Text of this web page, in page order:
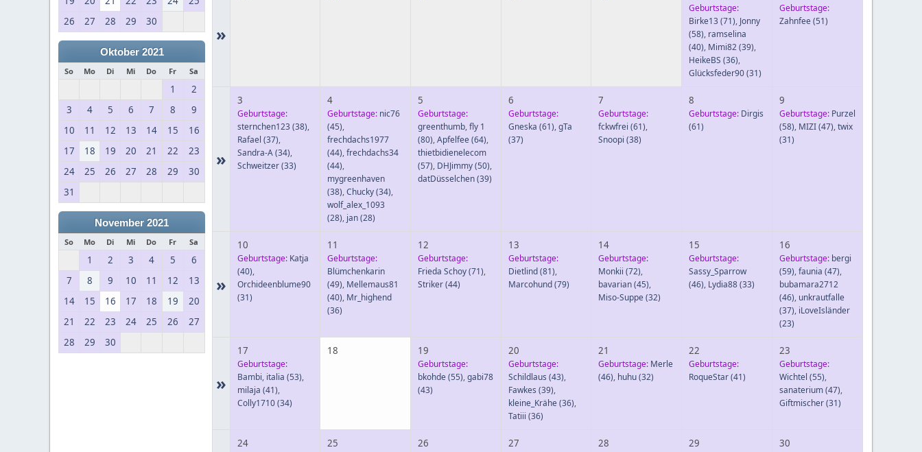
26
27 28 29 30
Oktober 2021
So Mo Di Mi Do Fr Sa
1
2
3
4 5 6 7 8
9
10
11 12 13 14 15
16
17
18 19 20 21 22
23
24
25 26 27 28 29
30
31
November 2021
So Mo Di Mi Do Fr Sa
1 2 3 4 5
6
7
8 9 10 11 12
13
14
15 16 17 18 19
20
21
22 23 24 25 26
27
28
29 30
»
Geburtstage:
Birke13(71), Jonny
(58), ramselina
(40), Mimi82(39),
HeikeBS (36),
Glücksfeder90(31)
Geburtstage:
Zahnfee(51)
»
3
Geburtstage:
sternchen123(38),
Rafael (37),
Sandra-A(34),
Schweitzer(33)
4
Geburtstage: nic76
(45),
frechdachs1977
(44),frechdachs34
(44),
mygreenhaven
(38),Chucky(34),
wolf_alex_1093
(28), jan(28)
5
Geburtstage:
greenthumb,fly 1
(80),Apfelfee(64),
thietbidienelecom
(57), DHJimmy(50),
datDüsselchen(39)
6
Geburtstage:
Gneska (61),gTa
(37)
7
Geburtstage:
fckwfrei (61),
Snoopi (38)
8
Geburtstage: Dirgis
(61)
9
Geburtstage: Purzel
(58), MIZI(47),twix
(31)
»
10
Geburtstage: Katja
(40),
Orchideenblume90
(31)
11
Geburtstage:
Blümchenkarin
(49), Mellemaus81
(40), Mr_highend
(36)
12
Geburtstage:
Frieda Schoy(71),
Striker(44)
13
Geburtstage:
Dietlind(81),
Marcohund(79)
14
Geburtstage:
Monkii (72),
bavarian(45),
Miso-Suppe(32)
15
Geburtstage:
Sassy_Sparrow
(46), Lydia88(33)
16
Geburtstage: bergi
(59),faunia (47),
bubamara2712
(46), unkrautfalle
(37), iLoveIsländer
(23)
»
17
Geburtstage:
Bambi, italia (53),
milaja (41),
Colly1710(34)
18 19
Geburtstage:
bkohde(55),gabi78
(43)
20
Geburtstage:
Schildlaus (43),
Fawkes (39),
kleine_Krähe(36),
Tatiii (36)
21
Geburtstage: Merle
(46), huhu(32)
22
Geburtstage:
RoqueStar(41)
23
Geburtstage:
Wichtel (55),
sanaterium(47),
Giftmischer(31)
24 25 26 27 28 29 30